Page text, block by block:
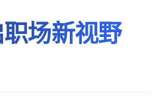
场新视野